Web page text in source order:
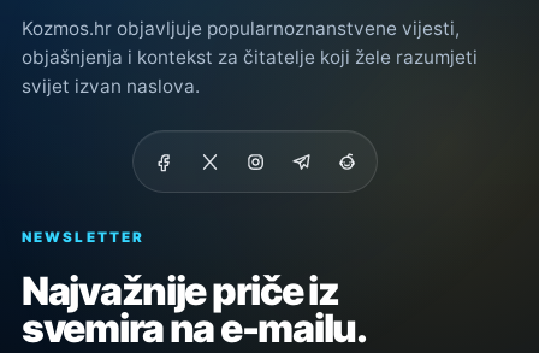
Kozmos.hr objavljuje popularnoznanstvene vijesti,
objašnjenja i kontekst za čitatelje koji žele razumjeti
svijet izvan naslova.
NEWSLETTER
Najvažnije priče iz
svemira na e-mailu.